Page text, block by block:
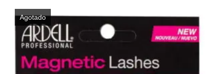
Agotado